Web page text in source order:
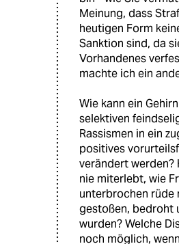
Meinung, dass
heutigen Form
Sanktion sind, da
Vorhandenes
machte ich ein
Wie kann ein
selektiven
Rassismen in ein
positives
verändert werden?
nie miterlebt, wie
unterbrochen rüde
gestoßen, bedroht
wurden? Welche
noch möglich,